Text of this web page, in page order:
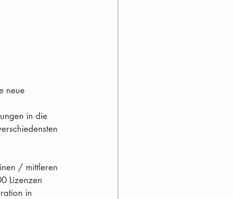
/ mittleren
Lizenzen
in